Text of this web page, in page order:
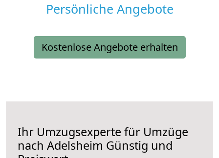
Persönliche Angebote
Kostenlose Angebote erhalten
Ihr Umzugsexperte für Umzüge
nach Adelsheim Günstig und